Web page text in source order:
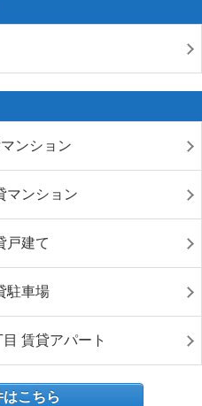
ンション
マンション
戸建て
駐車場
賃貸アパート
こちら